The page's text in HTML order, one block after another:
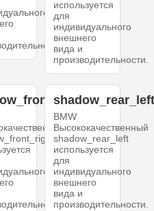
используется
для
индивидуального
внешнего
вида и
производительности.
BMW
Высококачественный
shadow_rear_left
используется
для
индивидуального
внешнего
вида и
производительности.